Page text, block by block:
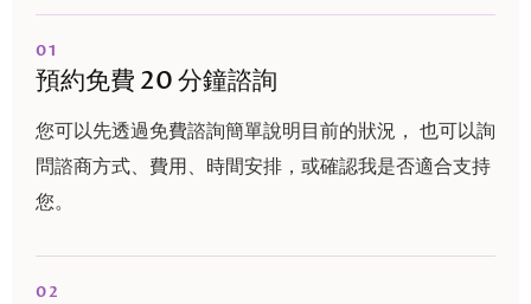
01
預約免費 20 分鐘諮詢
您可以先透過免費諮詢簡單說明目前的狀況， 也可以詢
問諮商方式、費用、時間安排，或確認我是否適合支持
您。
02